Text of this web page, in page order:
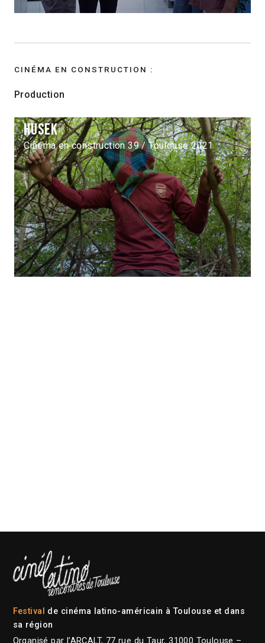
CINÉMA EN CONSTRUCTION :
Production
Husek
Cinéma en construction 39 / Toulouse 2021
Festival de cinéma latino-américain à Toulouse et dans
sa région